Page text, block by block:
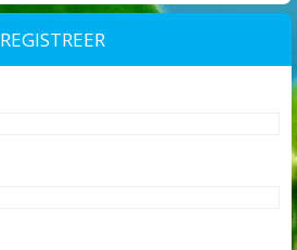
REGISTREER